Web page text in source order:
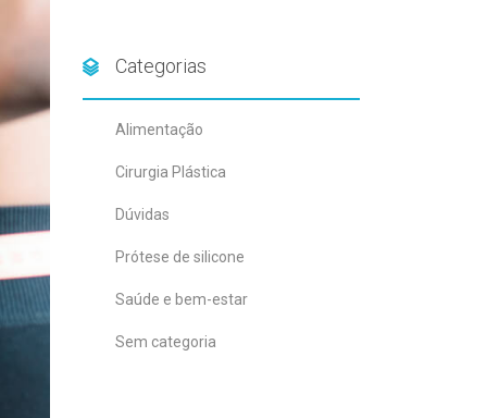
Categorias
Alimentação
Cirurgia Plástica
Dúvidas
Prótese de silicone
Saúde e bem-estar
Sem categoria